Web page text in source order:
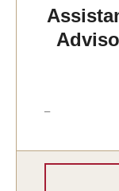
アカデミック
学生サービス